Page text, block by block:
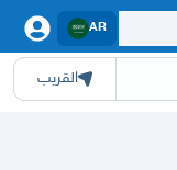
AR
القريب
برمجةالحدائق حائلأبهاعسيرالباحة